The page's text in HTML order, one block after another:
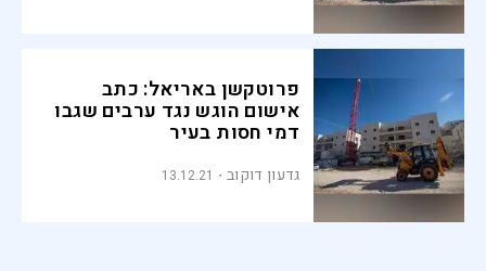
פרוטקשן באריאל: כתב
אישום הוגש נגד ערבים שגבו
דמי חסות בעיר
גדעון דוקוב 13.12.21